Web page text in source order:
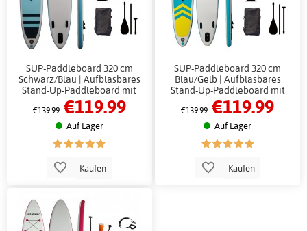
SUP-Paddleboard 320 cm
Schwarz/Blau | Aufblasbares
Stand-Up-Paddleboard mit
Zubehör
€139.99 €119.99
Auf Lager
Kaufen
SUP-Paddleboard 320 cm
Blau/Gelb | Aufblasbares
Stand-Up-Paddleboard mit
Zubehör
€139.99 €119.99
Auf Lager
Kaufen